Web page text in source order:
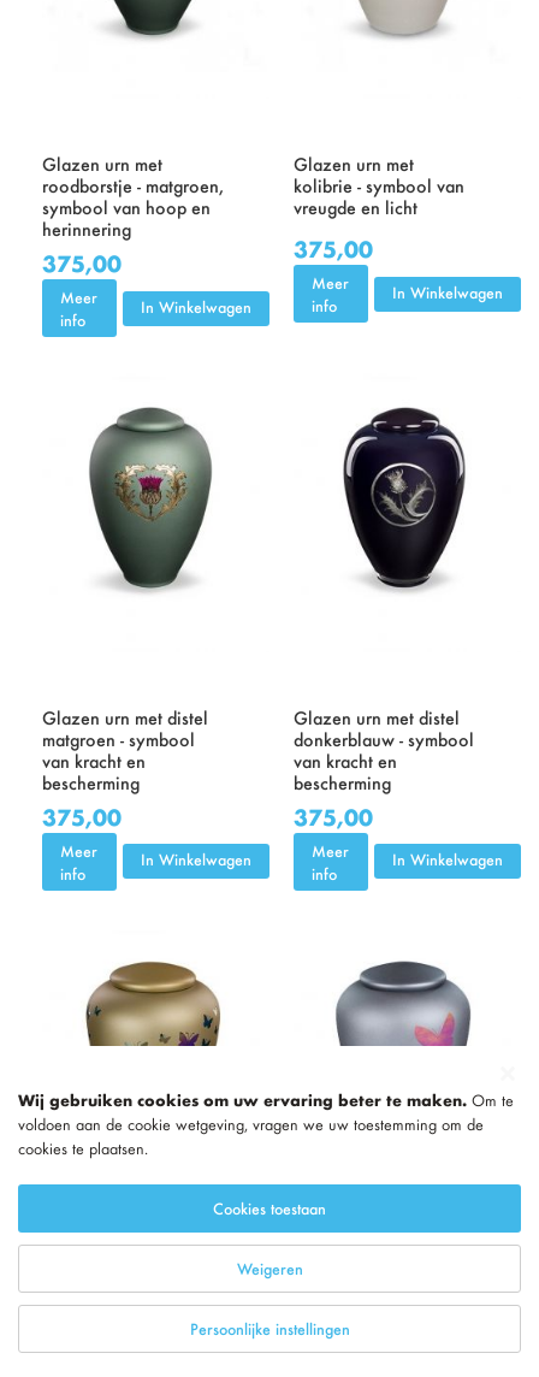
Glazen urn met
roodborstje - matgroen,
symbool van hoop en
herinnering
375,00
Meer
info
In Winkelwagen
Glazen urn met
kolibrie - symbool van
vreugde en licht
375,00
Meer
info
In Winkelwagen
Glazen urn met distel
matgroen - symbool
van kracht en
bescherming
375,00
Meer
info
In Winkelwagen
Glazen urn met distel
donkerblauw - symbool
van kracht en
bescherming
375,00
Meer
info
In Winkelwagen
vlinders - symbool van
transformatie en
Glazen urn met
vlinders grafietgrijs -
symbool van
transformatie en
vrijheid
Wij gebruiken cookies om uw ervaring beter te maken. Om te
voldoen aan de cookie wetgeving, vragen we uw toestemming om de
cookies te plaatsen.
Cookies toestaan
Weigeren
Persoonlijke instellingen